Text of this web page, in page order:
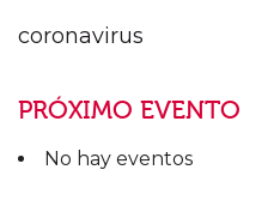
coronavirus
PRÓXIMO EVENTO
No hay eventos